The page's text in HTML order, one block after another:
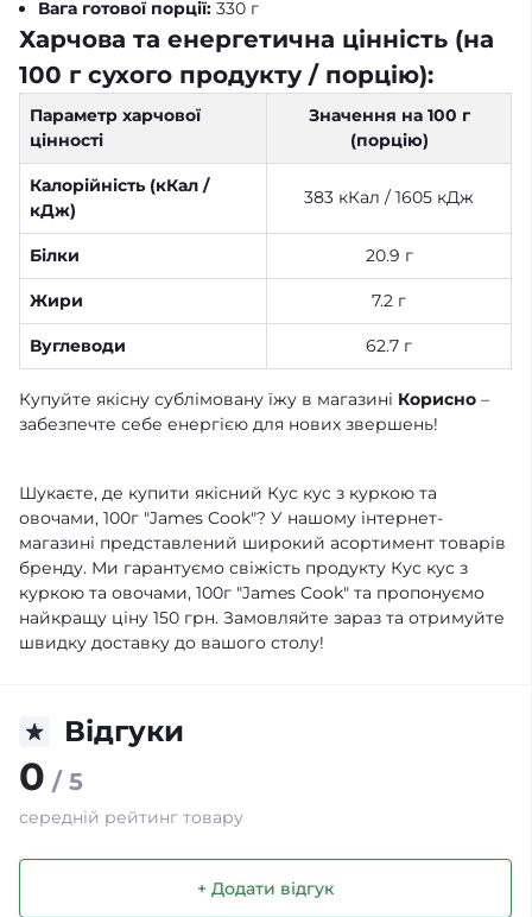
Вага готової порції: 330 г
Харчова та енергетична цінність (на
100 г сухого продукту / порцію):
Параметр харчової
цінності
Значення на 100 г
(порцію)
Калорійність (кКал /
кДж)
383 кКал / 1605 кДж
Білки 20.9 г
Жири 7.2 г
Вуглеводи 62.7 г
Купуйте якісну сублімовану їжу в магазині Корисно –
забезпечте себе енергією для нових звершень!
Шукаєте, де купити якісний Кус кус з куркою та
овочами, 100г "James Cook"? У нашому інтернет-
магазині представлений широкий асортимент товарів
бренду. Ми гарантуємо свіжість продукту Кус кус з
куркою та овочами, 100г "James Cook" та пропонуємо
найкращу ціну 150 грн. Замовляйте зараз та отримуйте
швидку доставку до вашого столу!
Відгуки
0 / 5
середній рейтинг товару
+ Додати відгук